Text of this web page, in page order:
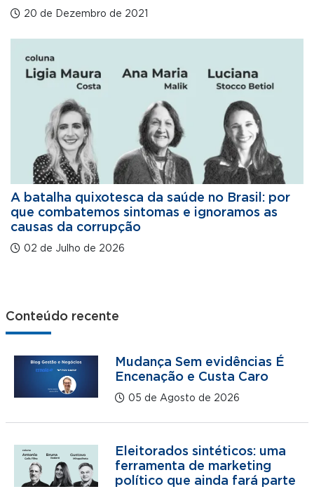
20 de Dezembro de 2021
A batalha quixotesca da saúde no Brasil: por
que combatemos sintomas e ignoramos as
causas da corrupção
02 de Julho de 2026
Conteúdo recente
Mudança Sem evidências É
Encenação e Custa Caro
05 de Agosto de 2026
Eleitorados sintéticos: uma
ferramenta de marketing
político que ainda fará parte